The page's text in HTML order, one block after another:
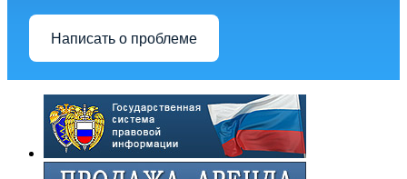
Написать о проблеме